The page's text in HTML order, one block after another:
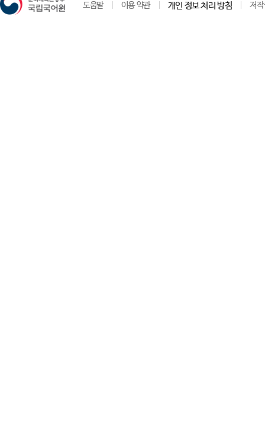
도움말 이용 약관 개인 정보 처리 방침 저